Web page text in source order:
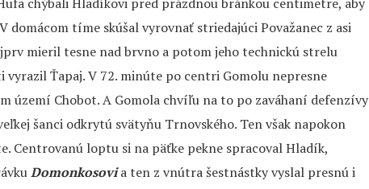
domácom tíme skúšal vyrovnať striedajúci Považanec z asi
mieril tesne nad brvno a potom jeho technickú strelu
vyrazil Ťapaj. V 72. minúte po centri Gomolu nepresne
území Chobot. A Gomola chvíľu na to po zaváhaní defenzívy
šanci odkrytú svätyňu Trnovského. Ten však napokon
Centrovanú loptu si na päťke pekne spracoval Hladík,
Domonkosovia ten z vnútra šestnástky vyslal presnú i